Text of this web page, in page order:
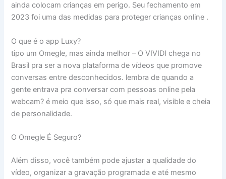
ainda colocam crianças em perigo. Seu fechamento em
2023 foi uma das medidas para proteger crianças online .
O que é o app Luxy?
tipo um Omegle, mas ainda melhor – O VIVIDI chega no
Brasil pra ser a nova plataforma de vídeos que promove
conversas entre desconhecidos. lembra de quando a
gente entrava pra conversar com pessoas online pela
webcam? é meio que isso, só que mais real, visible e cheia
de personalidade.
O Omegle É Seguro?
Além disso, você também pode ajustar a qualidade do
vídeo, organizar a gravação programada e até mesmo